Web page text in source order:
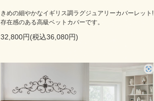
きめの細やかなイギリス調ラグジュアリーカバーレット!
存在感のある高級ベットカバーです。
32,800円(税込36,080円)